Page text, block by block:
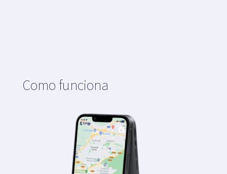
Atención ao cliente
+34 979 300 500
Como funciona